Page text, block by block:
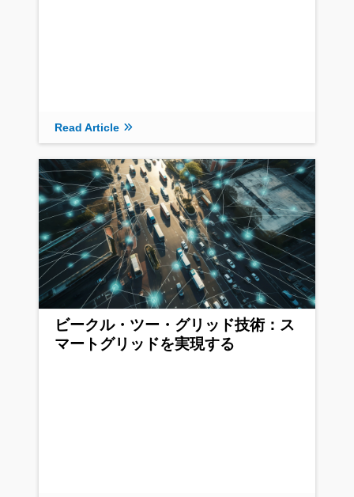
Read Article
ビークル・ツー・グリッド技術：ス
マートグリッドを実現する